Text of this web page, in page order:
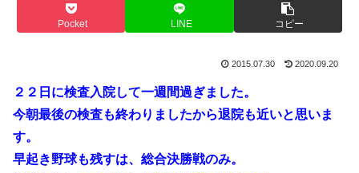
Pocket LINE コピー
2015.07.30 2020.09.20
２２日に検査入院して一週間過ぎました。
今朝最後の検査も終わりましたから退院も近いと思いま
す。
早起き野球も残すは、総合決勝戦のみ。